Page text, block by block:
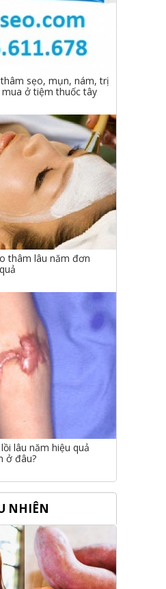
sẹo, mụn, nám, trị
ở tiệm thuốc tây
thâm lâu năm đơn
lâu năm hiệu quả
ở đâu?
NHIÊN